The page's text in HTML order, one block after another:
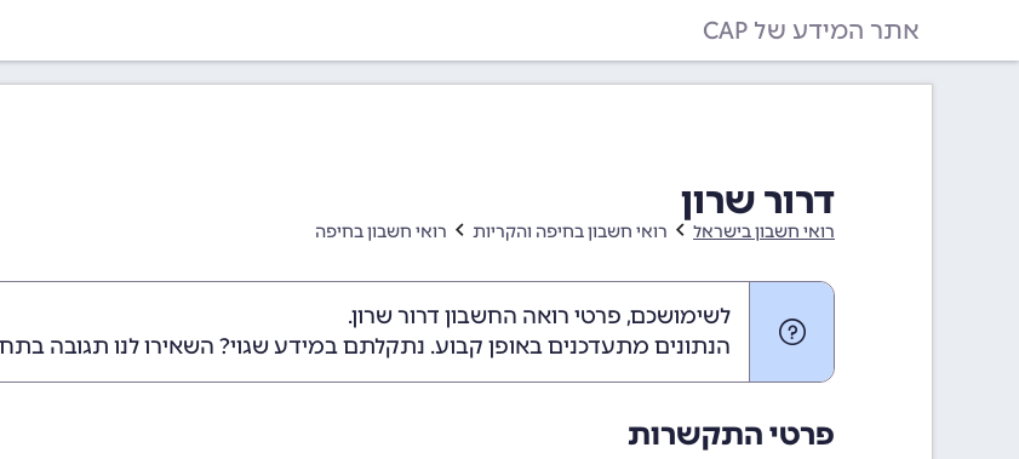
אתר המידע של CAP
דרור שרון
רואי חשבון בישראל רואי חשבון בחיפה והקריות רואי חשבון בחיפה
לשימושכם, פרטי רואה החשבון דרור שרון.
הנתונים מתעדכנים באופן קבוע. נתקלתם במידע שגוי? השאירו לנו תגובה
פרטי התקשרות